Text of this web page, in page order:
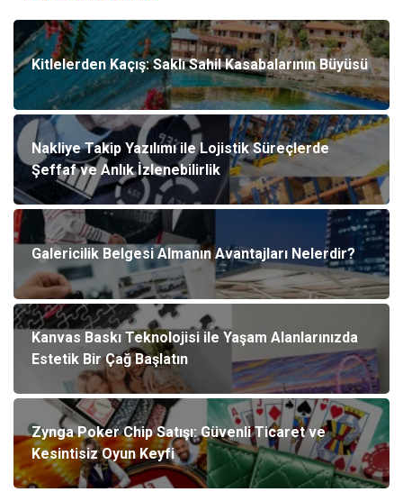
Kitlelerden Kaçış: Saklı Sahil Kasabalarının Büyüsü
Nakliye Takip Yazılımı ile Lojistik Süreçlerde
Şeffaf ve Anlık İzlenebilirlik
Galericilik Belgesi Almanın Avantajları Nelerdir?
Kanvas Baskı Teknolojisi ile Yaşam Alanlarınızda
Estetik Bir Çağ Başlatın
Zynga Poker Chip Satışı: Güvenli Ticaret ve
Kesintisiz Oyun Keyfi